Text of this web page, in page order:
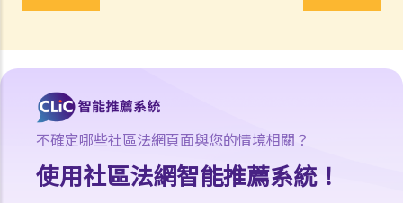
I. 同居
B. 遺產分配
C. 保障同居伴侶免受暴力對待
D. 父母的權利
E. 同居伴侶分手
1. 婚前協議和同居協議有甚麼區別？
2. 我的伴侶是香港居民，而我不是香港居民。我們一起生活了一年，但
不確定哪些社區法網頁面與您的情境相關？
使用社區法網智能推薦系統！